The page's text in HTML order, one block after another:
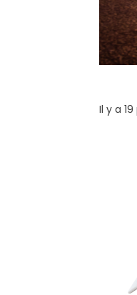
Il y a